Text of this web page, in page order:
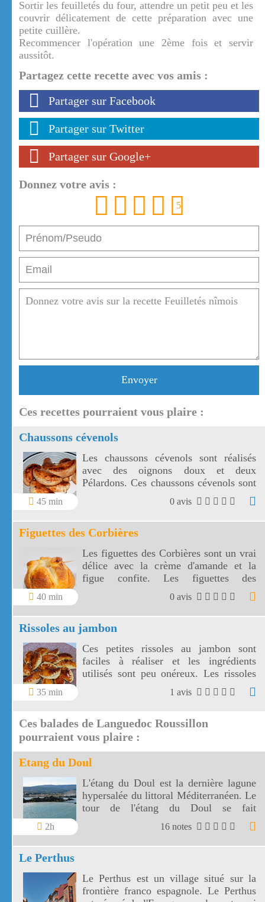
Sortir les feuilletés du four, attendre un petit peu et les
couvrir délicatement de cette préparation avec une
petite cuillère.
Recommencer l'opération une 2ème fois et servir
aussitôt.
Partagez cette recette avec vos amis :
Partager sur Facebook
Partager sur Twitter
Partager sur Google+
Donnez votre avis :
5
Envoyer
Ces recettes pourraient vous plaire :
Chaussons cévenols
45 min
Les chaussons cévenols sont réalisés
avec des oignons doux et deux
Pélardons. Ces chaussons cévenols sont
goûteux et conviennent parfaitement
pour un apéro ou une entrée chaude.
0 avis
Figuettes des Corbières
40 min
Les figuettes des Corbières sont un vrai
délice avec la crème d'amande et la
figue confite. Les figuettes des
Corbières sont dignes d'un repas de fête
0 avis
Rissoles au jambon
35 min
Ces petites rissoles au jambon sont
faciles à réaliser et les ingrédients
utilisés sont peu onéreux. Les rissoles
au jambon peuvent être servies à
l'apéritif ou en entrée chaude avec une
1 avis
Ces balades de Languedoc Roussillon
pourraient vous plaire :
Etang du Doul
2h
L'étang du Doul est la dernière lagune
hypersalée du littoral Méditerranéen. Le
tour de l'étang du Doul se fait
facilement en 1 heure environ.
16 notes
Le Perthus
Le Perthus est un village situé sur la
frontière franco espagnole. Le Perthus